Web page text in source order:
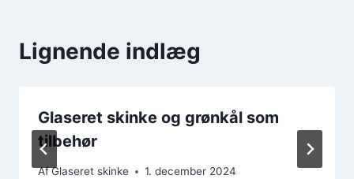
Lignende indlæg
Glaseret skinke og grønkål som
tilbehør
AfGlaseret skinke 1. december 2024